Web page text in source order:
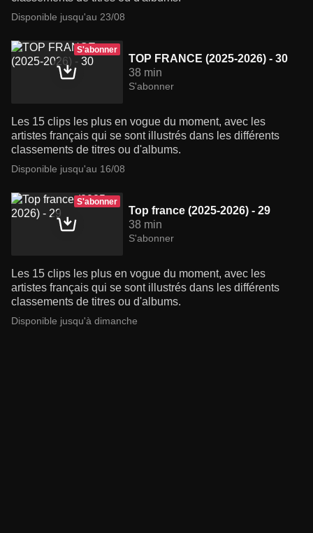
Disponible jusqu'au 23/08
S'abonner
TOP FRANCE (2025-2026) - 30
38 min
S'abonner
Les 15 clips les plus en vogue du moment, avec les
artistes français qui se sont illustrés dans les différents
classements de titres ou d'albums.
Disponible jusqu'au 16/08
S'abonner
Top france (2025-2026) - 29
38 min
S'abonner
Les 15 clips les plus en vogue du moment, avec les
artistes français qui se sont illustrés dans les différents
classements de titres ou d'albums.
Disponible jusqu'à dimanche